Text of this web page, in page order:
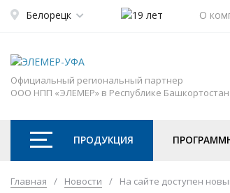
Белорецк О
Официальный региональный партнер
ООО НПП «ЭЛЕМЕР» в Республике Башкортостан
ПРОДУКЦИЯ
Главная / Новости / На сайте доступен